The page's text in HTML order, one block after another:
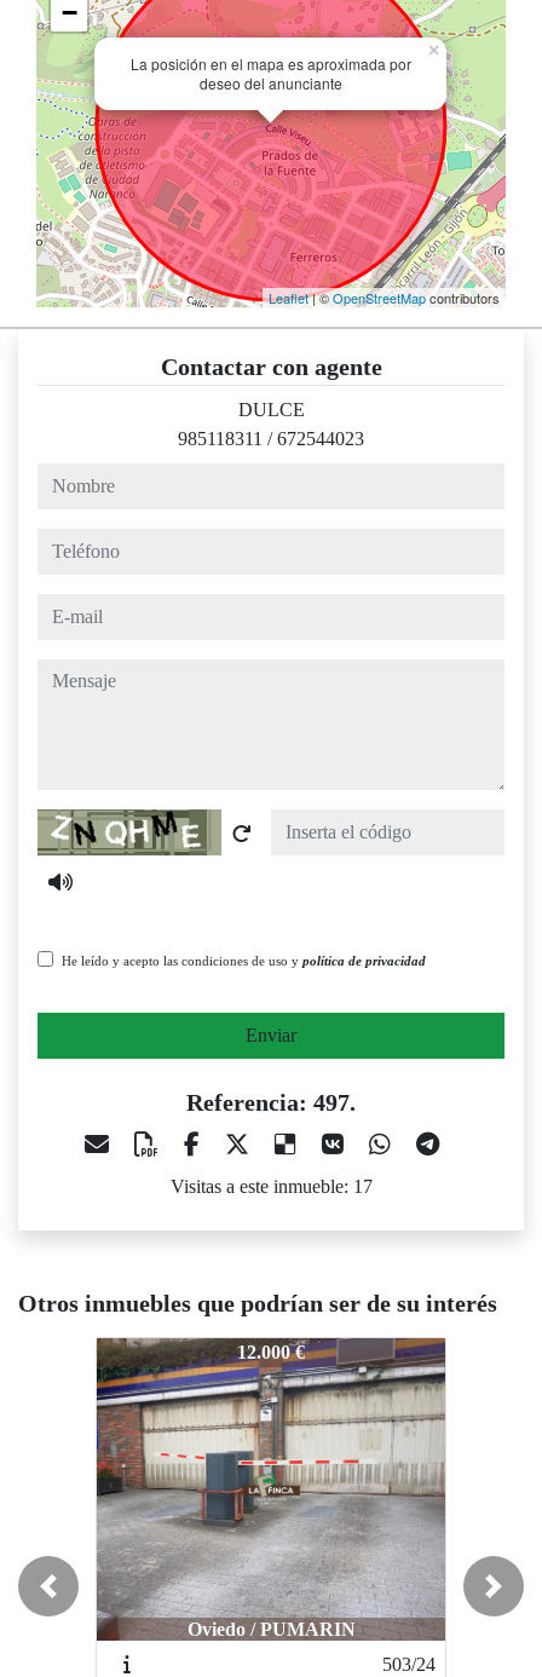
La posición en el mapa es aproximada por
deseo del anunciante
×
−
Leaflet| ©OpenStreetMapcontributors
Contactar con agente
DULCE
985118311 /672544023
nombre
teléfono
e-mail
mensaje
Captcha
He leído y acepto las condiciones de uso y política de privacidad
Enviar
Referencia: 497.
Visitas a este inmueble: 17
Otros inmuebles que podrían ser de su interés
12.000 €
Oviedo / PUMARIN
503/24
497. 12.720 €
Oviedo / Centro
Previous Next